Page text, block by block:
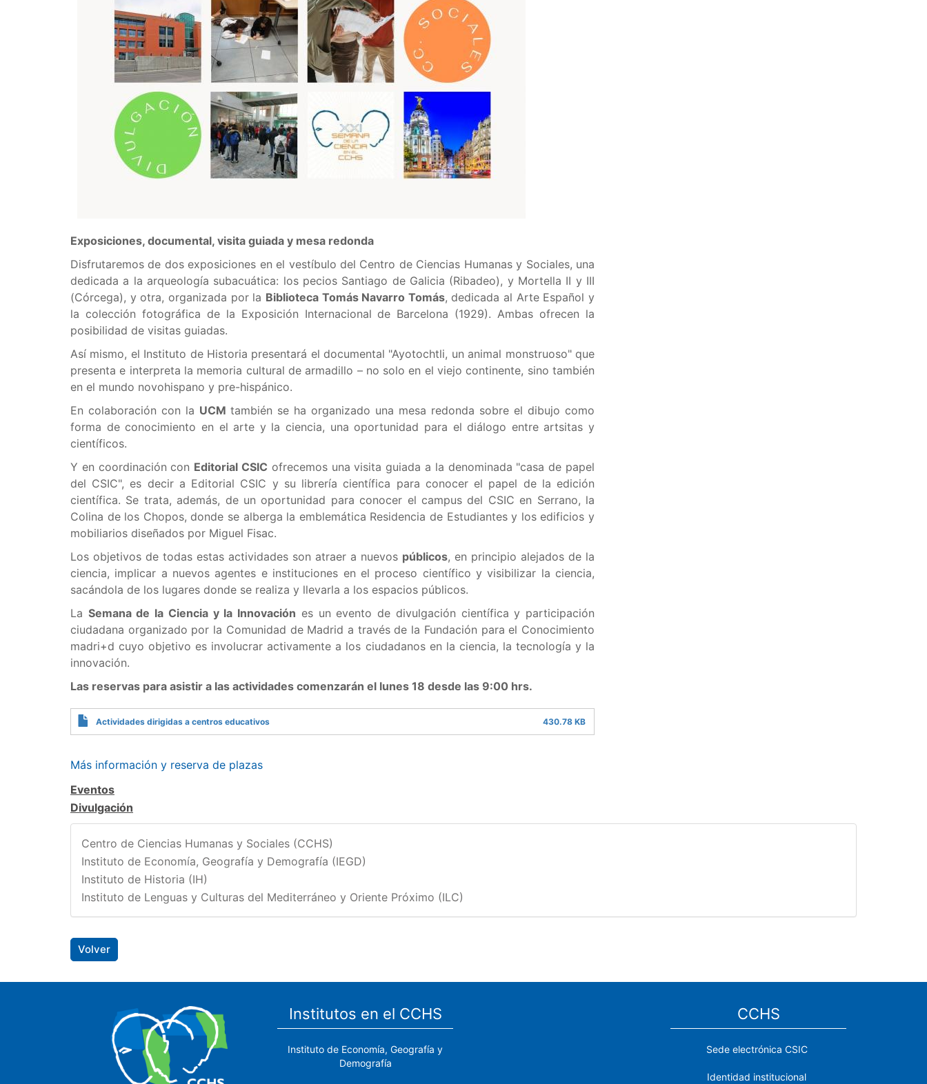
Exposiciones, documental, visita guiada y mesa redonda
Disfrutaremos de dos exposiciones en el vestíbulo del Centro de Ciencias Humanas y Sociales, una
dedicada a la arqueología subacuática: los pecios Santiago de Galicia (Ribadeo), y Mortella II y III
(Córcega), y otra, organizada por la Biblioteca Tomás Navarro Tomás, dedicada al Arte Español y
la colección fotográfica de la Exposición Internacional de Barcelona (1929). Ambas ofrecen la
posibilidad de visitas guiadas.
Así mismo, el Instituto de Historia presentará el documental "Ayotochtli, un animal monstruoso" que
presenta e interpreta la memoria cultural de armadillo – no solo en el viejo continente, sino también
en el mundo novohispano y pre-hispánico.
En colaboración con la UCM también se ha organizado una mesa redonda sobre el dibujo como
forma de conocimiento en el arte y la ciencia, una oportunidad para el diálogo entre artsitas y
científicos.
Y en coordinación con Editorial CSIC ofrecemos una visita guiada a la denominada "casa de papel
del CSIC", es decir a Editorial CSIC y su librería científica para conocer el papel de la edición
científica. Se trata, además, de un oportunidad para conocer el campus del CSIC en Serrano, la
Colina de los Chopos, donde se alberga la emblemática Residencia de Estudiantes y los edificios y
mobiliarios diseñados por Miguel Fisac.
Los objetivos de todas estas actividades son atraer a nuevos públicos, en principio alejados de la
ciencia, implicar a nuevos agentes e instituciones en el proceso científico y visibilizar la ciencia,
sacándola de los lugares donde se realiza y llevarla a los espacios públicos.
La Semana de la Ciencia y la Innovación es un evento de divulgación científica y participación
ciudadana organizado por la Comunidad de Madrid a través de la Fundación para el Conocimiento
madri+d cuyo objetivo es involucrar activamente a los ciudadanos en la ciencia, la tecnología y la
innovación.
Las reservas para asistir a las actividades comenzarán el lunes 18 desde las 9:00 hrs.
Actividades dirigidas a centros educativos 430.78 KB
Más información y reserva de plazas
Eventos
Divulgación
Centro de Ciencias Humanas y Sociales (CCHS)
Instituto de Economía, Geografía y Demografía (IEGD)
Instituto de Historia (IH)
Instituto de Lenguas y Culturas del Mediterráneo y Oriente Próximo (ILC)
Volver
Institutos en el CCHS
Instituto de Economía, Geografía y
Demografía
CCHS
Sede electrónica CSIC
Identidad institucional